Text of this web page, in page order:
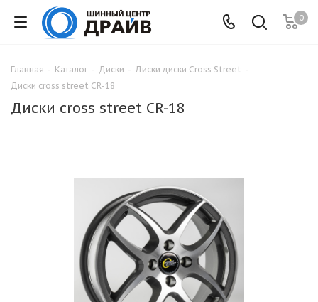
0
Главная - Каталог - Диски - Диски диски Cross Street -
Диски cross street СR-18
Диски cross street СR-18